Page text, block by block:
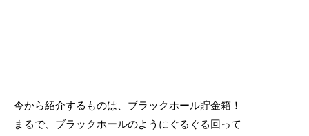
今から紹介するものは、ブラックホール貯金箱！
まるで、ブラックホールのようにぐるぐる回って